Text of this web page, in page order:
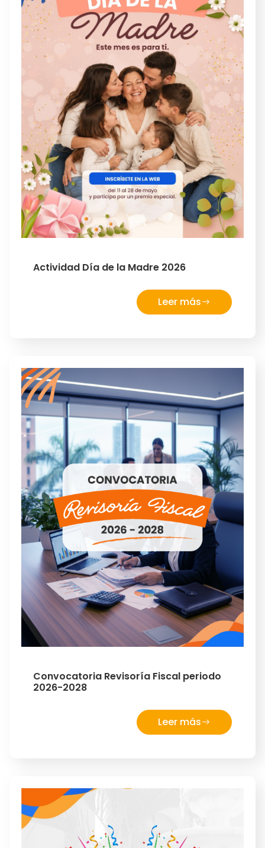
Actividad Día de la Madre 2026
Leer más
Convocatoria Revisoría Fiscal periodo
2026-2028
Leer más